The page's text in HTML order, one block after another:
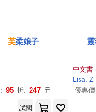
葉庭君
芙柔娘子
95 折, 247 元
中文書
Lisa. Z
優惠價:
試閱